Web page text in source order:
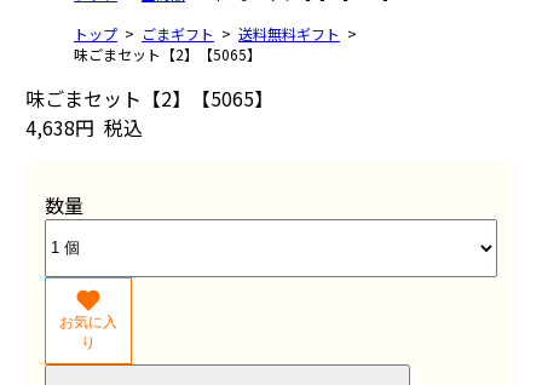
トップ
ごまギフト
送料無料ギフト
味ごまセット【2】【5065】
味ごまセット【2】【5065】
4,638円 税込
数量
お気に入
り